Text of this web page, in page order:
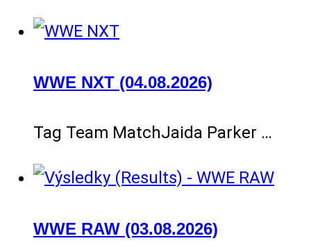
WWE NXT (04.08.2026)
Tag Team MatchJaida Parker …
WWE RAW (03.08.2026)